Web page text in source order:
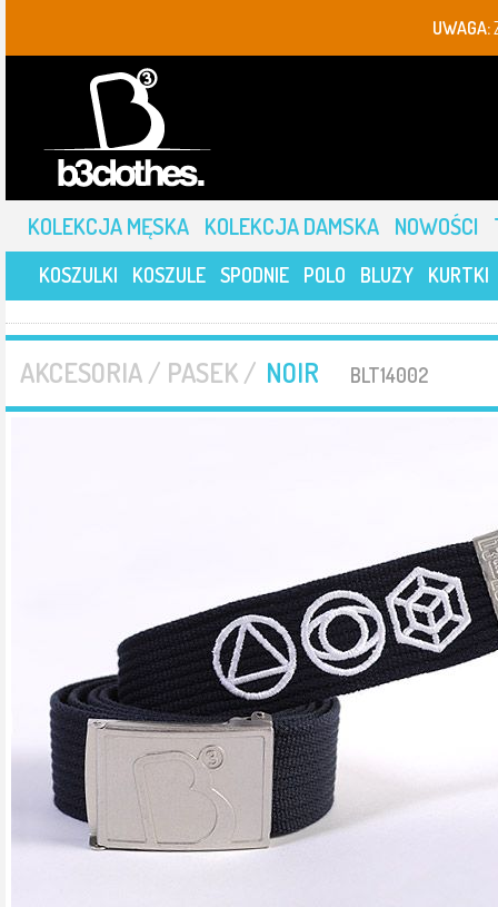
UWAGA:
KOLEKCJA MĘSKA KOLEKCJA DAMSKA NOWOŚCI
KOSZULKI KOSZULE SPODNIE POLO BLUZY KURTKI
AKCESORIA / PASEK / NOIR BLT14002